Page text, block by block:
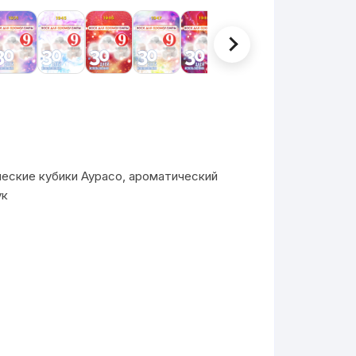
кубики Аурасо, ароматический